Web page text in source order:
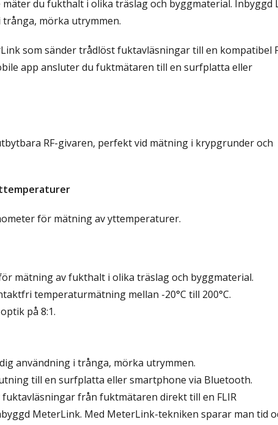
mäter du fukthalt i olika träslag och byggmaterial. Inbyggd
mörka utrymmen.
som sänder trådlöst fuktavläsningar till en kompatibel
app ansluter du fuktmätaren till en surfplatta eller
RF-givaren, perfekt vid mätning i krypgrunder och
för mätning av yttemperaturer.
mätning av fukthalt i olika träslag och byggmaterial.
temperaturmätning mellan -20°C till 200°C.
på 8:1.
användning i trånga, mörka utrymmen.
till en surfplatta eller smartphone via Bluetooth.
från fuktmätaren direkt till en FLIR
MeterLink. Med MeterLink-tekniken sparar man tid